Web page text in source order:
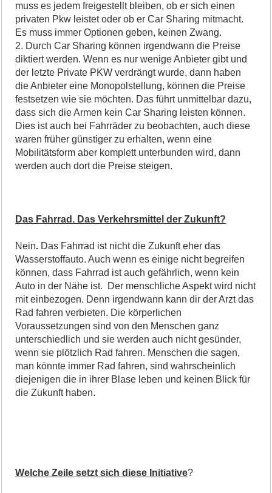
muss es jedem freigestellt bleiben, ob er sich einen
privaten Pkw leistet oder ob er Car Sharing mitmacht.
Es muss immer Optionen geben, keinen Zwang.
2. Durch Car Sharing können irgendwann die Preise
diktiert werden. Wenn es nur wenige Anbieter gibt und
der letzte Private PKW verdrängt wurde, dann haben
die Anbieter eine Monopolstellung, können die Preise
festsetzen wie sie möchten. Das führt unmittelbar dazu,
dass sich die Armen kein Car Sharing leisten können.
Dies ist auch bei Fahrräder zu beobachten, auch diese
waren früher günstiger zu erhalten, wenn eine
Mobilitätsform aber komplett unterbunden wird, dann
werden auch dort die Preise steigen.
Das Fahrrad. Das Verkehrsmittel der Zukunft?
Nein. Das Fahrrad ist nicht die Zukunft eher das
Wasserstoffauto. Auch wenn es einige nicht begreifen
können, dass Fahrrad ist auch gefährlich, wenn kein
Auto in der Nähe ist. Der menschliche Aspekt wird nicht
mit einbezogen. Denn irgendwann kann dir der Arzt das
Rad fahren verbieten. Die körperlichen
Voraussetzungen sind von den Menschen ganz
unterschiedlich und sie werden auch nicht gesünder,
wenn sie plötzlich Rad fahren. Menschen die sagen,
man könnte immer Rad fahren, sind wahrscheinlich
diejenigen die in ihrer Blase leben und keinen Blick für
die Zukunft haben.
Welche Zeile setzt sich diese Initiative?